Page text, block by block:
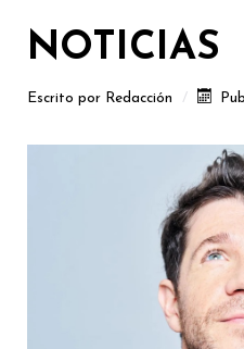
NOTICIAS
Escrito por Redacción